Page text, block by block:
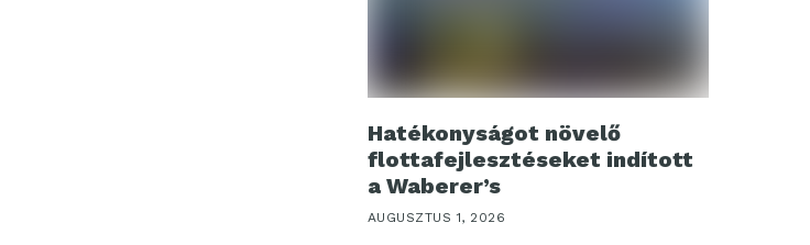
Hatékonyságot növelő
flottafejlesztéseket indított
a Waberer’s
AUGUSZTUS 1, 2026